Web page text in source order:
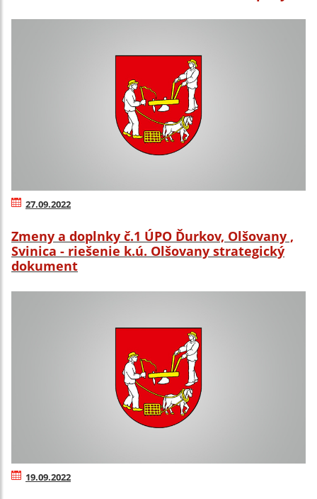
27.09.2022
Zmeny a doplnky č.1 ÚPO Ďurkov, Olšovany ,
Svinica - riešenie k.ú. Olšovany strategický
dokument
19.09.2022